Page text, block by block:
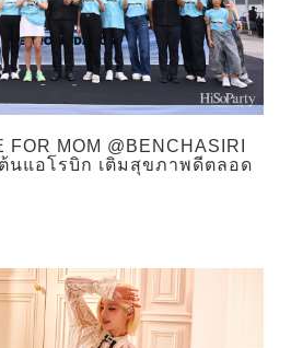
FOR MOM @BENCHASIRI
นแอโรบิก เติมสุขภาพดีตลอด